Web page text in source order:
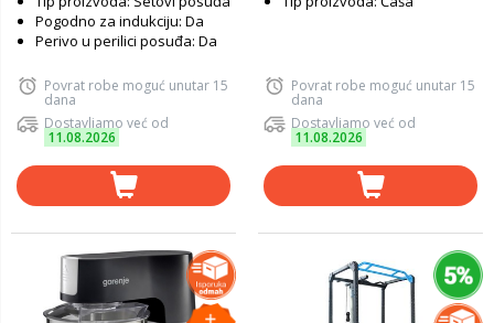
Pogodno za indukciju: Da
Perivo u perilici posuđa: Da
Povrat robe moguć unutar 15
dana
Dostavljamo već od
11.08.2026
Povrat robe moguć unutar 15
dana
Dostavljamo već od
11.08.2026